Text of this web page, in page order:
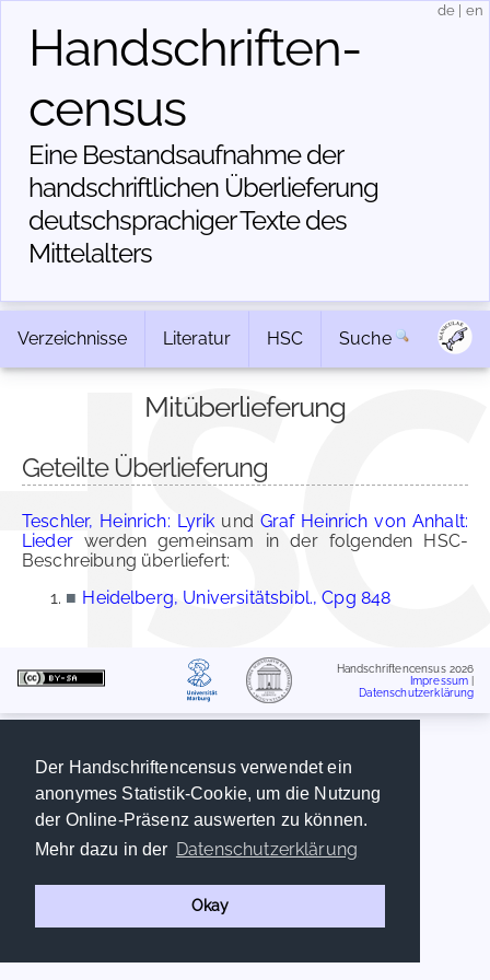
Der Handschriftencensus verwendet ein
anonymes Statistik-Cookie, um die Nutzung
der Online-Präsenz auswerten zu können.
Mehr dazu in der Datenschutzerklärung
Okay
Handschriften­
census
Eine Bestandsaufnahme der
handschriftlichen Über­lieferung
deutschsprachiger Texte des
Mittelalters
de en
Verzeichnisse Literatur HSC Suche
Mitüberlieferung
Geteilte Überlieferung
Teschler, Heinrich: Lyrik und Graf Heinrich von Anhalt:
Liederwerden gemeinsam in der folgenden HSC-
Beschreibung überliefert:
■ Heidelberg, Universitätsbibl., Cpg 848
Handschriftencensus 2026
Impressum
Datenschutzerklärung